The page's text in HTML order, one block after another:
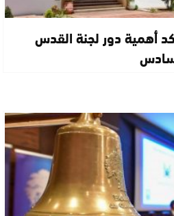
أهمية دور لجنة القدس